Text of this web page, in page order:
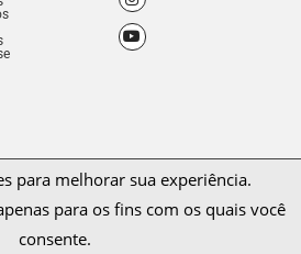
para melhorar sua experiência.
para os fins com os quais você
consente.
Salvar decisão